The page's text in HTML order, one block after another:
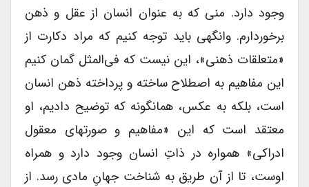
وجود دارد. منی که به عنوان انسان از عقل و ذهن
برخوردارم. وانگهی باید توجه کنیم که مراد دکارت از
«متعلقات ذهنی»، این نیست که فی‌المثل گمان کنیم
این مفاهیم به اصطلاح ساخته و پرداخته ذهن انسان
است، بلکه به عکس، همانگونه که توضیح دادیم، او
معتقد است که این «مفاهیم و صورتهای معقول
ادراکی» همواره در ذاتِ انسان وجود دارد و همراه
اوست، تا از آن طریق به شناخت جهانِ مادی رسد. از